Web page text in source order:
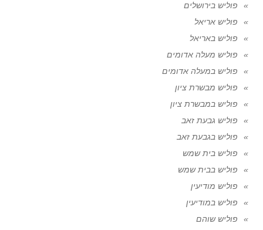
פוליש בירושלים
פוליש אריאל
פוליש באריאל
פוליש מעלה אדומים
פוליש במעלה אדומים
פוליש מבשרת ציון
פוליש במבשרת ציון
פוליש גבעת זאב
פוליש בגבעת זאב
פוליש בית שמש
פוליש בבית שמש
פוליש מודיעין
פוליש במודיעין
פוליש שוהם